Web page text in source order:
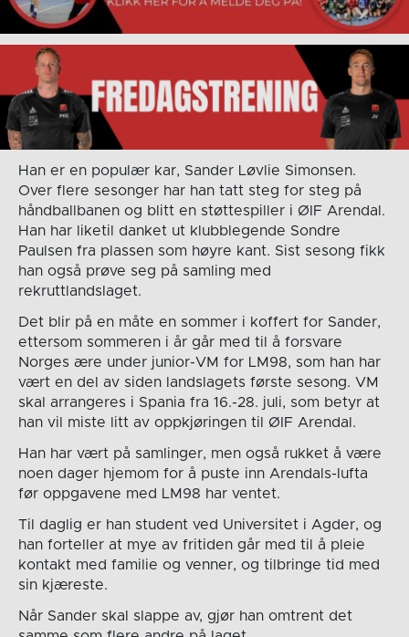
Han er en populær kar, Sander Løvlie Simonsen.
Over flere sesonger har han tatt steg for steg på
håndballbanen og blitt en støttespiller i ØIF Arendal.
Han har liketil danket ut klubblegende Sondre
Paulsen fra plassen som høyre kant. Sist sesong fikk
han også prøve seg på samling med
rekruttlandslaget.
Det blir på en måte en sommer i koffert for Sander,
ettersom sommeren i år går med til å forsvare
Norges ære under junior-VM for LM98, som han har
vært en del av siden landslagets første sesong. VM
skal arrangeres i Spania fra 16.-28. juli, som betyr at
han vil miste litt av oppkjøringen til ØIF Arendal.
Han har vært på samlinger, men også rukket å være
noen dager hjemom for å puste inn Arendals-lufta
før oppgavene med LM98 har ventet.
Til daglig er han student ved Universitet i Agder, og
han forteller at mye av fritiden går med til å pleie
kontakt med familie og venner, og tilbringe tid med
sin kjæreste.
Når Sander skal slappe av, gjør han omtrent det